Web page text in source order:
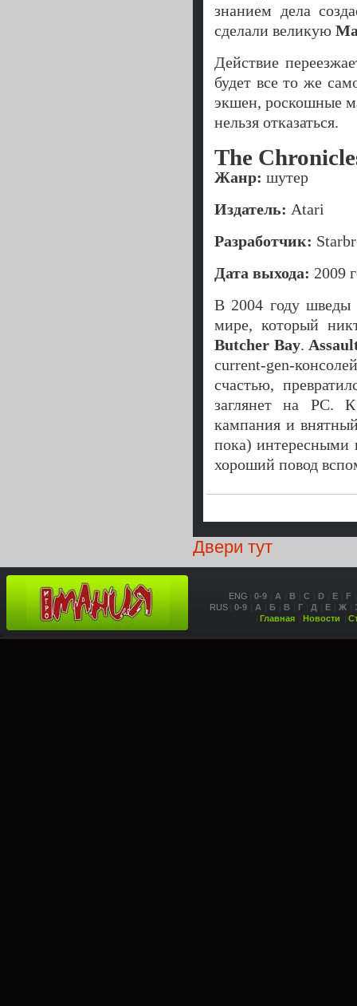
знанием дела
сделали великую
Действие
будет все то же
экшен, роскошные
нельзя отказаться.
The
Жанр: шутер
Издатель: Atari
Разработчик:
Дата выхода: 2009
В 2004 году шведы
мире, который
Butcher Bay.
current-gen-
счастью,
заглянет на PC.
кампания и
пока)
хороший повод
Двери тут
ENG 0-9 A B C D E
F
RUS
0-9 А Б В Г Д Е Ж
Главная
Новости